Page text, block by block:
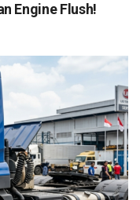
Engine Flush!